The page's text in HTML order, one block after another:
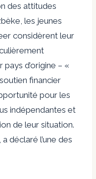
des attitudes
les jeunes
considèrent leur
d’origine – «
financier
pour les
indépendantes et
de leur situation.
déclaré l’une des